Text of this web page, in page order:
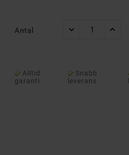
Antal
Alltid
garanti
Snabb
leverans